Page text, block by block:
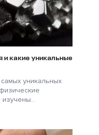
и какие уникальные
уникальных
изучены...